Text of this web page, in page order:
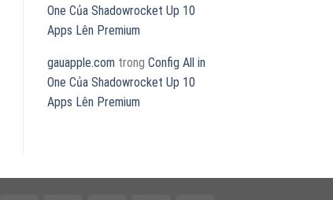
One Của Shadowrocket Up 10
Apps Lên Premium
gauapple.com trong Config All in
One Của Shadowrocket Up 10
Apps Lên Premium